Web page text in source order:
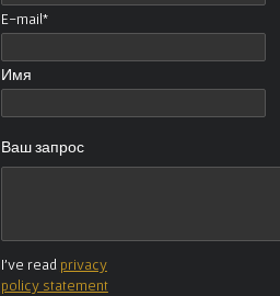
E-mail*
Имя
Ваш запрос
I've read privacy
policy statement